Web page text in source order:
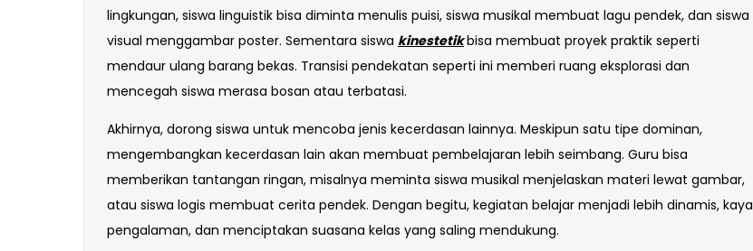
lingkungan, siswa linguistik bisa diminta menulis puisi, siswa musikal membuat lagu pendek, dan siswa
visual menggambar poster. Sementara siswa kinestetikbisa membuat proyek praktik seperti
mendaur ulang barang bekas. Transisi pendekatan seperti ini memberi ruang eksplorasi dan
mencegah siswa merasa bosan atau terbatasi.
Akhirnya, dorong siswa untuk mencoba jenis kecerdasan lainnya. Meskipun satu tipe dominan,
mengembangkan kecerdasan lain akan membuat pembelajaran lebih seimbang. Guru bisa
memberikan tantangan ringan, misalnya meminta siswa musikal menjelaskan materi lewat gambar,
atau siswa logis membuat cerita pendek. Dengan begitu, kegiatan belajar menjadi lebih dinamis, kaya
pengalaman, dan menciptakan suasana kelas yang saling mendukung.